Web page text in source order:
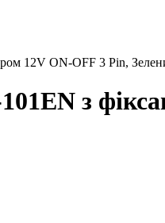
12V ON-OFF 3 Pin,
з